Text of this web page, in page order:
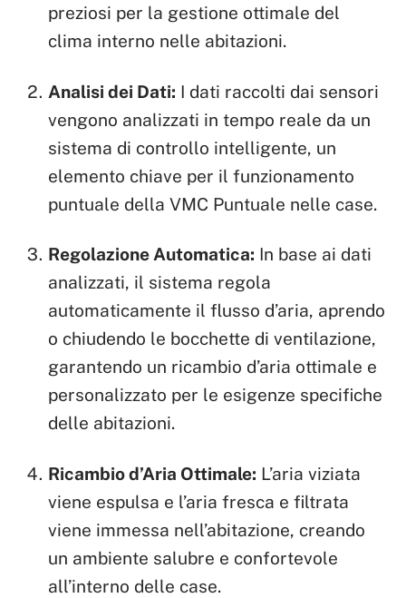
preziosi per la gestione ottimale del
clima interno nelle abitazioni.
Analisi dei Dati: I dati raccolti dai sensori
vengono analizzati in tempo reale da un
sistema di controllo intelligente, un
elemento chiave per il funzionamento
puntuale della VMC Puntuale nelle case.
Regolazione Automatica: In base ai dati
analizzati, il sistema regola
automaticamente il flusso d’aria, aprendo
o chiudendo le bocchette di ventilazione,
garantendo un ricambio d’aria ottimale e
personalizzato per le esigenze specifiche
delle abitazioni.
Ricambio d’Aria Ottimale: L’aria viziata
viene espulsa e l’aria fresca e filtrata
viene immessa nell’abitazione, creando
un ambiente salubre e confortevole
all’interno delle case.